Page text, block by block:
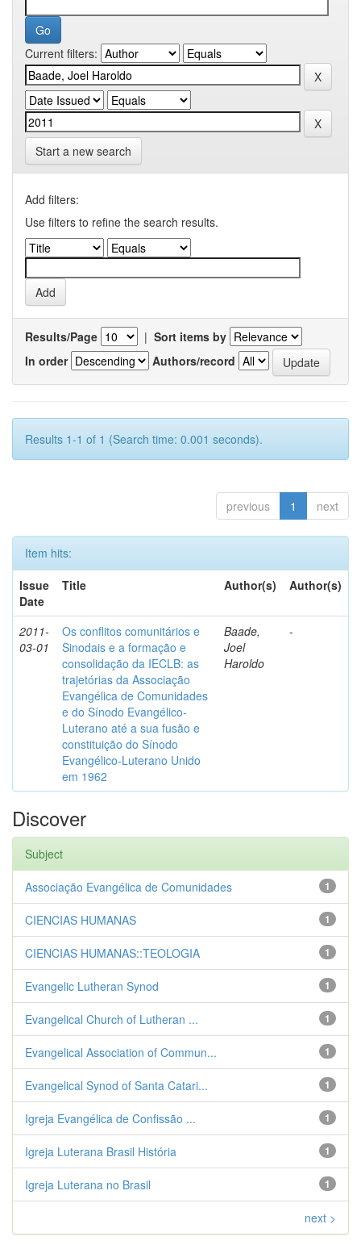
Current filters:
Start a new search
Add filters:
Use filters to refine the search results.
Results/Page | Sort items by
In order
Authors/record
Results 1-1 of 1 (Search time: 0.001 seconds).
previous 1 next
Item hits:
Issue
Date
Title Author(s) Author(s)
2011-
03-01
Os conflitos comunitários e
Sinodais e a formação e
consolidação da IECLB: as
trajetórias da Associação
Evangélica de Comunidades
e do Sínodo Evangélico-
Luterano até a sua fusão e
constituição do Sínodo
Evangélico-Luterano Unido
em 1962
Baade,
Joel
Haroldo
-
Discover
Subject
1
Associação Evangélica de Comunidades
1
CIENCIAS HUMANAS
1
CIENCIAS HUMANAS::TEOLOGIA
1
Evangelic Lutheran Synod
1
Evangelical Church of Lutheran ...
1
Evangelical Association of Commun...
1
Evangelical Synod of Santa Catari...
1
Igreja Evangélica de Confissão ...
1
Igreja Luterana Brasil História
1
Igreja Luterana no Brasil
next >